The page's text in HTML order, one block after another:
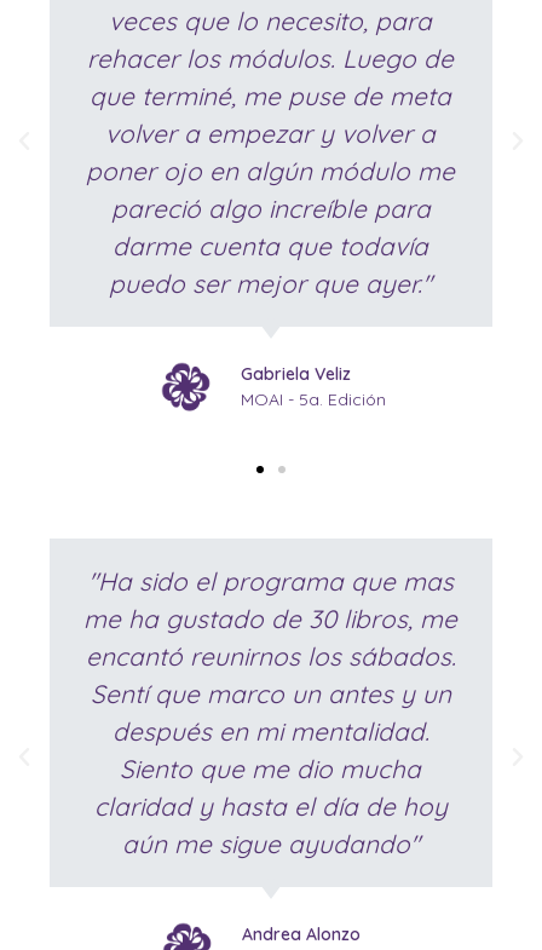
veces que lo necesito, para
rehacer los módulos. Luego de
que terminé, me puse de meta
volver a empezar y volver a
poner ojo en algún módulo me
pareció algo increíble para
darme cuenta que todavía
puedo ser mejor que ayer."
Gabriela Veliz
MOAI - 5a. Edición
"Ha sido el programa que mas
me ha gustado de 30 libros, me
encantó reunirnos los sábados.
Sentí que marco un antes y un
después en mi mentalidad.
Siento que me dio mucha
claridad y hasta el día de hoy
aún me sigue ayudando"
Andrea Alonzo